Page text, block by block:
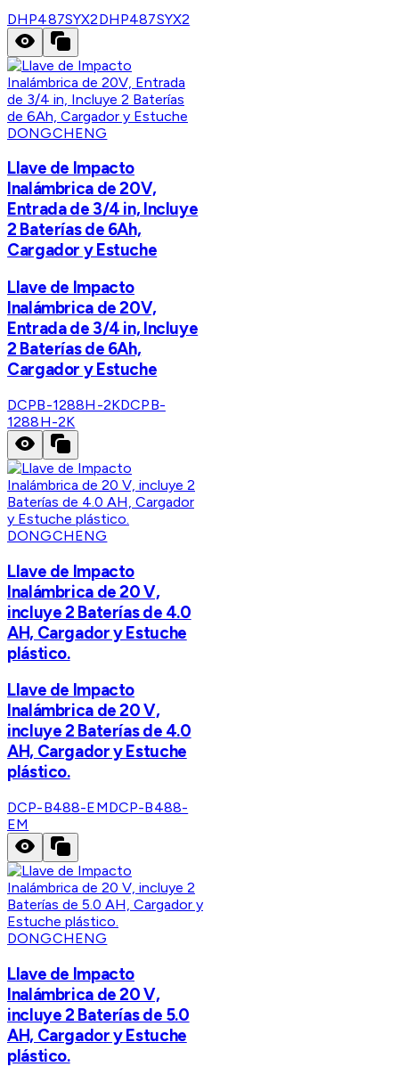
DHP487SYX2DHP487SYX2
DONGCHENG
Llave de Impacto
Inalámbrica de 20V,
Entrada de 3/4 in, Incluye
2 Baterías de 6Ah,
Cargador y Estuche
Llave de Impacto
Inalámbrica de 20V,
Entrada de 3/4 in, Incluye
2 Baterías de 6Ah,
Cargador y Estuche
DCPB-1288H-2KDCPB-
1288H-2K
DONGCHENG
Llave de Impacto
Inalámbrica de 20 V,
incluye 2 Baterías de 4.0
AH, Cargador y Estuche
plástico.
Llave de Impacto
Inalámbrica de 20 V,
incluye 2 Baterías de 4.0
AH, Cargador y Estuche
plástico.
DCP-B488-EMDCP-B488-
EM
DONGCHENG
Llave de Impacto
Inalámbrica de 20 V,
incluye 2 Baterías de 5.0
AH, Cargador y Estuche
plástico.